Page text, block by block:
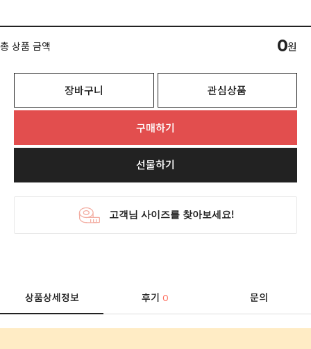
총 상품 금액 0원
장바구니 관심상품
구매하기
선물하기
상품상세정보 후기0 문의